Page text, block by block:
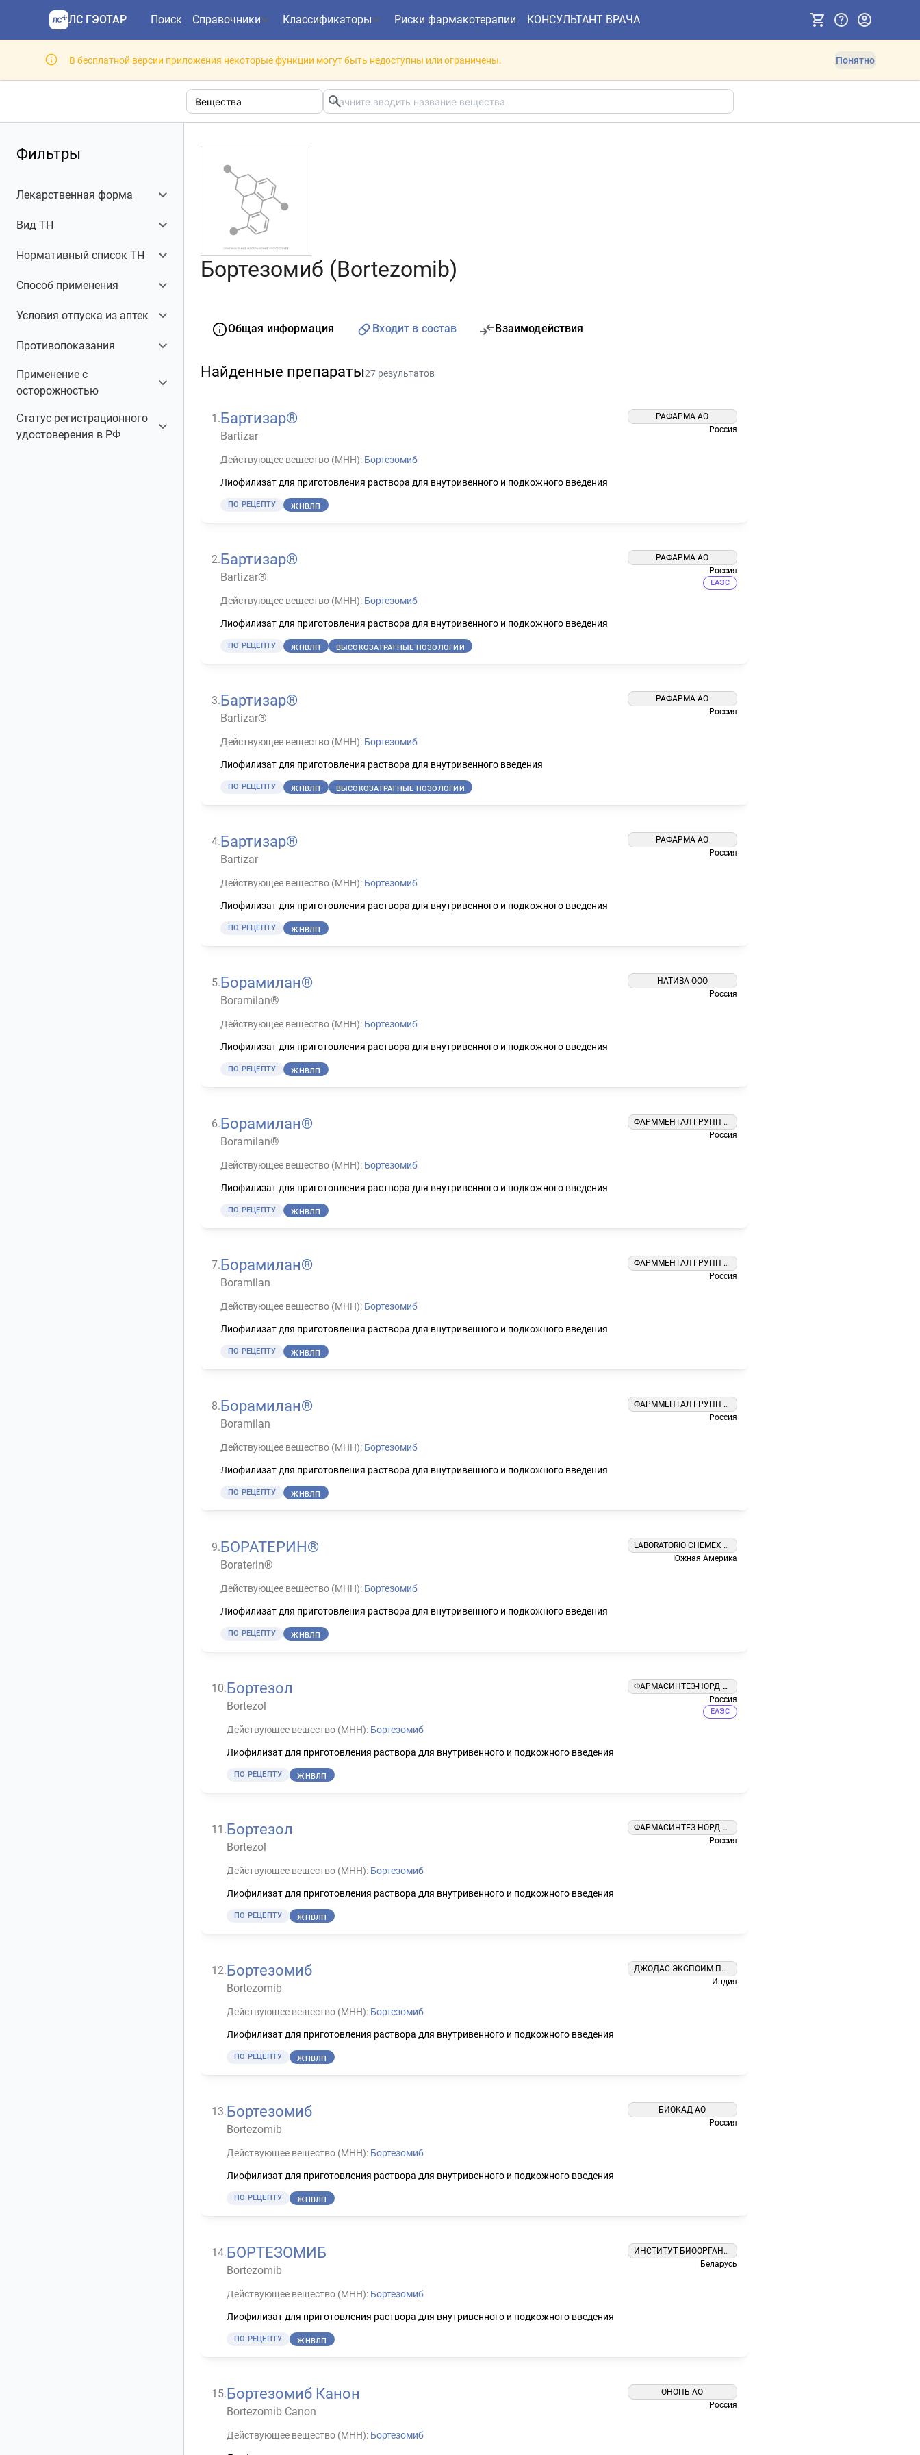
ЛС ГЭОТАР Поиск Справочники Классификаторы Риски фармакотерапии КОНСУЛЬТАНТ ВРАЧА
В бесплатной версии приложения некоторые функции могут быть недоступны или ограничены. Понятно
Фильтры
Лекарственная форма
Лиофилизат
Вид ТН
Воспроизведенный
Нормативный список ТН
Высокозатратные
нозологии
ЖНВЛП 25
Способ применения
Условия отпуска из аптек
Противопоказания
Беременность
Детский возраст до 18
25
Заболевания печени
Кормление грудью
Применение с
осторожностью
ЖКТ
Заболевания печени
25
Статус регистрационного
удостоверения в РФ
Бортезомиб (Bortezomib)
Общая информация Входит в состав Взаимодействия
Найденные препараты27 результатов
1 .Бартизар®
Bartizar
Действующее вещество (МНН): Бортезомиб
Лиофилизат для приготовления раствора для внутривенного и подкожного введения
ПО РЕЦЕПТУ ЖНВЛП
РАФАРМА АО
Россия
2.Бартизар®
Bartizar®
Действующее вещество (МНН): Бортезомиб
Лиофилизат для приготовления раствора для внутривенного и подкожного введения
ПО РЕЦЕПТУ ЖНВЛП ВЫСОКОЗАТРАТНЫЕ НОЗОЛОГИИ
РАФАРМА АО
Россия
ЕАЭС
3.Бартизар®
Bartizar®
Действующее вещество (МНН): Бортезомиб
Лиофилизат для приготовления раствора для внутривенного введения
ПО РЕЦЕПТУ ЖНВЛП ВЫСОКОЗАТРАТНЫЕ НОЗОЛОГИИ
РАФАРМА АО
Россия
4.Бартизар®
Bartizar
Действующее вещество (МНН): Бортезомиб
Лиофилизат для приготовления раствора для внутривенного и подкожного введения
ПО РЕЦЕПТУ ЖНВЛП
РАФАРМА АО
Россия
5.Борамилан®
Boramilan®
Действующее вещество (МНН): Бортезомиб
Лиофилизат для приготовления раствора для внутривенного и подкожного введения
ПО РЕЦЕПТУ ЖНВЛП
НАТИВА ООО
Россия
6.Борамилан®
Boramilan®
Действующее вещество (МНН): Бортезомиб
Лиофилизат для приготовления раствора для внутривенного и подкожного введения
ПО РЕЦЕПТУ ЖНВЛП
ФАРММЕНТАЛ ГРУПП ООО
Россия
7.Борамилан®
Boramilan
Действующее вещество (МНН): Бортезомиб
Лиофилизат для приготовления раствора для внутривенного и подкожного введения
ПО РЕЦЕПТУ ЖНВЛП
ФАРММЕНТАЛ ГРУПП ООО
Россия
8.Борамилан®
Boramilan
Действующее вещество (МНН): Бортезомиб
Лиофилизат для приготовления раствора для внутривенного и подкожного введения
ПО РЕЦЕПТУ ЖНВЛП
ФАРММЕНТАЛ ГРУПП ООО
Россия
9.БОРАТЕРИН®
Boraterin®
Действующее вещество (МНН): Бортезомиб
Лиофилизат для приготовления раствора для внутривенного и подкожного введения
ПО РЕЦЕПТУ ЖНВЛП
LABORATORIO CHEMEX S A
Южная Америка
10.Бортезол
Bortezol
Действующее вещество (МНН): Бортезомиб
Лиофилизат для приготовления раствора для внутривенного и подкожного введения
ПО РЕЦЕПТУ ЖНВЛП
ФАРМАСИНТЕЗ-НОРД АО
Россия
ЕАЭС
11 .Бортезол
Bortezol
Действующее вещество (МНН): Бортезомиб
Лиофилизат для приготовления раствора для внутривенного и подкожного введения
ПО РЕЦЕПТУ ЖНВЛП
ФАРМАСИНТЕЗ-НОРД АО
Россия
12.Бортезомиб
Bortezomib
Действующее вещество (МНН): Бортезомиб
Лиофилизат для приготовления раствора для внутривенного и подкожного введения
ПО РЕЦЕПТУ ЖНВЛП
ДЖОДАС ЭКСПОИМ ПВТ ЛТД
Индия
13.Бортезомиб
Bortezomib
Действующее вещество (МНН): Бортезомиб
Лиофилизат для приготовления раствора для внутривенного и подкожного введения
ПО РЕЦЕПТУ ЖНВЛП
БИОКАД АО
Россия
14.БОРТЕЗОМИБ
Bortezomib
Действующее вещество (МНН): Бортезомиб
Лиофилизат для приготовления раствора для внутривенного и подкожного введения
ПО РЕЦЕПТУ ЖНВЛП
ИНСТИТУТ БИООРГАНИЧЕСКОЙ ХИМИИ НАЦИОНАЛЬНОЙ АКАДЕМИИ НАУК БЕЛАРУСИ ГНУ
Беларусь
15.Бортезомиб Канон
Bortezomib Canon
Действующее вещество (МНН): Бортезомиб
ОНОПБ АО
Россия